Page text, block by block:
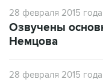
28 февраля 2015
Озвучены
Немцова
28 февраля 2015